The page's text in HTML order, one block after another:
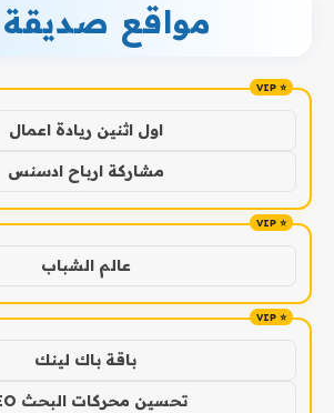
مواقع صديقة
اول اثنين ريادة اعمال
مشاركة ارباح ادسنس
عالم الشباب
باقة باك لينك
تحسين محركات البحث SEO